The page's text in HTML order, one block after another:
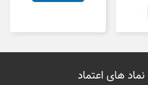
نماد های اعتماد